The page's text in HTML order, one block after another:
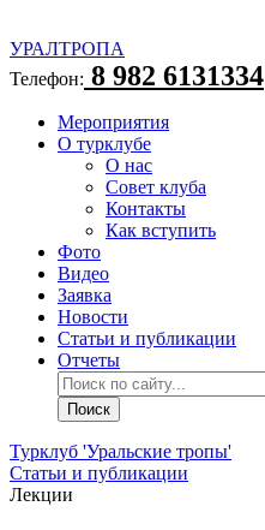
УРАЛТРОПА
Телефон: 8 982 6131334
Мероприятия
О турклубе
О нас
Совет клуба
Контакты
Как вступить
Фото
Видео
Заявка
Новости
Статьи и публикации
Отчеты
Турклуб 'Уральские тропы'
Статьи и публикации
Лекции